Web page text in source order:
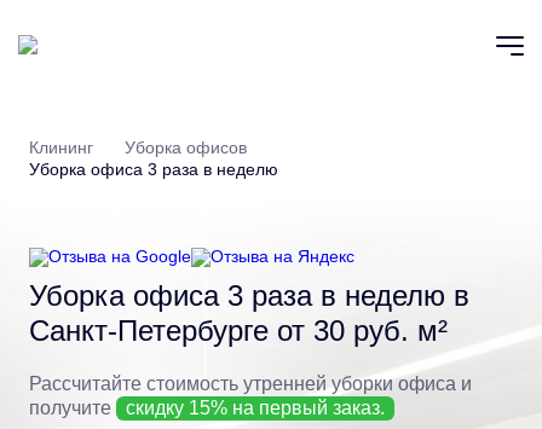
Клининг
Уборка офисов
Уборка офиса 3 раза в неделю
Уборка офиса 3 раза в неделю в
Санкт-Петербурге от 30 руб. м²
Рассчитайте стоимость утренней уборки офиса и
получите
скидку 15% на первый заказ.